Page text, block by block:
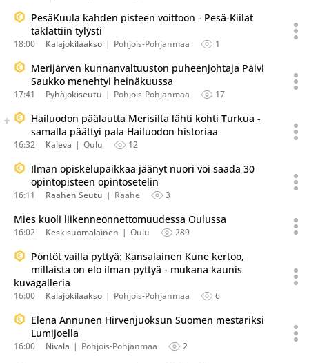
PesäKuula kahden pisteen voittoon - Pesä-Kiilat
taklattiin tylysti
18:00 Kalajokilaakso Pohjois-Pohjanmaa 1
Merijärven kunnanvaltuuston puheenjohtaja Päivi
Saukko menehtyi heinäkuussa
17:41 Pyhäjokiseutu Pohjois-Pohjanmaa 17
Seuraava uutinen on julkaistu useassa eri lähteessä.
Listaa uutisen kaikki versiot
Hailuodon päälautta Merisilta lähti kohti Turkua -
samalla päättyi pala Hailuodon historiaa
16:32 Kaleva Oulu 12
Ilman opiskelupaikkaa jäänyt nuori voi saada 30
opintopisteen opintosetelin
16:11 Raahen Seutu Raahe 3
Mies kuoli liikenneonnettomuudessa Oulussa
16:02 Keskisuomalainen Oulu 289
Pöntöt vailla pyttyä: Kansalainen Kune kertoo,
millaista on elo ilman pyttyä - mukana kaunis
kuvagalleria
16:00 Kalajokilaakso Pohjois-Pohjanmaa 6
Elena Annunen Hirvenjuoksun Suomen mestariksi
Lumijoella
16:00 Nivala Pohjois-Pohjanmaa 2